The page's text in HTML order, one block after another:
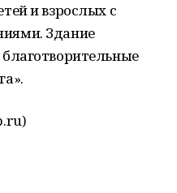
и взрослых с
Здание